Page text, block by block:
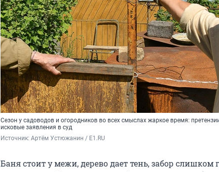
Сезон у садоводов и огородников во всех смыслах жаркое время:
исковые заявления в суд
Источник: Артём Устюжанин / E1.RU
Баня стоит у межи, дерево дает тень, забор слишком